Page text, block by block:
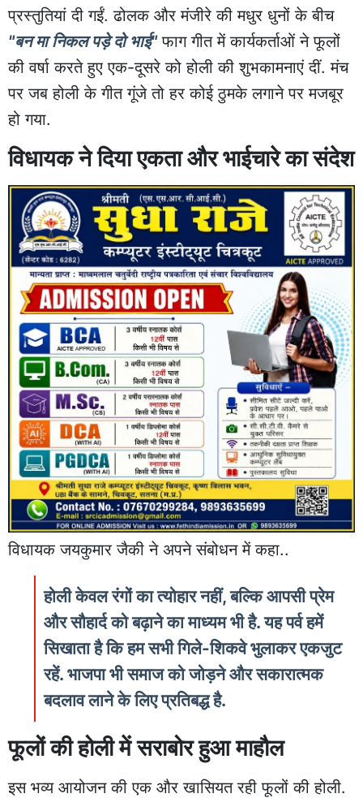
प्रस्तुतियां दी गईं. ढोलक और मंजीरे की मधुर धुनों के बीच
"बन मा निकल पड़े दो भाई"फाग गीत में कार्यकर्ताओं ने फूलों
की वर्षा करते हुए एक-दूसरे को होली की शुभकामनाएं दीं. मंच
पर जब होली के गीत गूंजे तो हर कोई ठुमके लगाने पर मजबूर
हो गया.
विधायक ने दिया एकता और भाईचारे का संदेश
विधायक जयकुमार जैकी ने अपने संबोधन में कहा..
होली केवल रंगों का त्योहार नहीं, बल्कि आपसी प्रेम
और सौहार्द को बढ़ाने का माध्यम भी है. यह पर्व हमें
सिखाता है कि हम सभी गिले-शिकवे भुलाकर एकजुट
रहें. भाजपा भी समाज को जोड़ने और सकारात्मक
बदलाव लाने के लिए प्रतिबद्ध है.
फूलों की होली में सराबोर हुआ माहौल
इस भव्य आयोजन की एक और खासियत रही फूलों की होली.